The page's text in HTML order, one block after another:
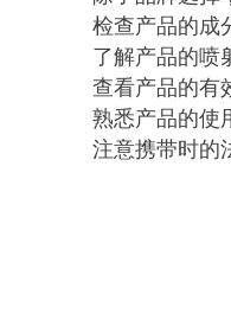
检查产品的成
了解产品的喷
查看产品的有
熟悉产品的使
注意携带时的